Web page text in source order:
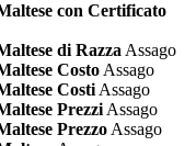
con Certificato
di Razza Assago
Costo Assago
Costi Assago
Prezzi Assago
Prezzo Assago